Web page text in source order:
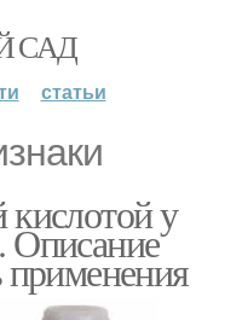
САД
статьи
у
применения